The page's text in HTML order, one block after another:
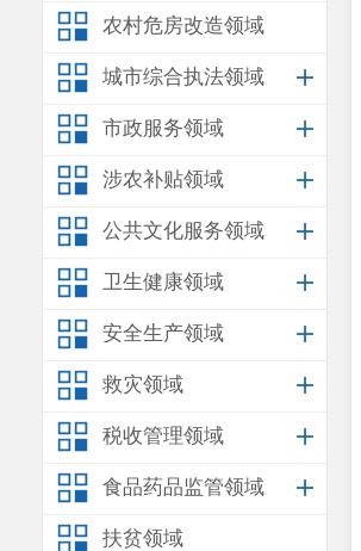
农村危房改造领域
城市综合执法领域
市政服务领域
涉农补贴领域
公共文化服务领域
卫生健康领域
安全生产领域
救灾领域
税收管理领域
食品药品监管领域
扶贫领域